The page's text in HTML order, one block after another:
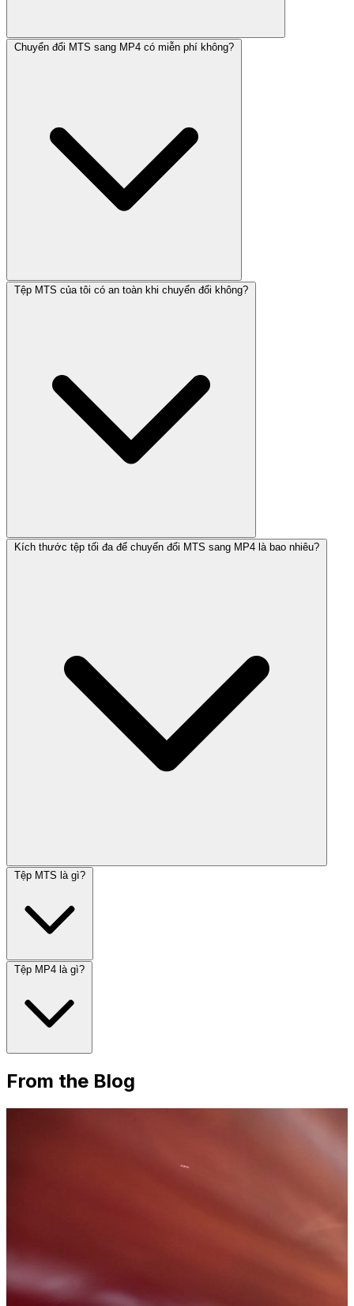
Chuyển đổi MTS sang MP4 có miễn phí không?
Tệp MTS của tôi có an toàn khi chuyển đổi không?
Kích thước tệp tối đa để chuyển đổi MTS sang MP4 là bao nhiêu?
Tệp MTS là gì?
Tệp MP4 là gì?
From the Blog